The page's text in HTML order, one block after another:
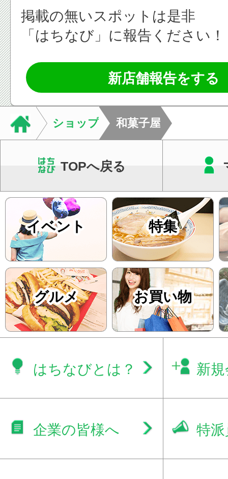
掲載の無いスポットは是非
「はちなび」に報告ください！
新店舗報告をする
ショップ 和菓子屋
TOPへ戻る
イベント 特集
グルメ お買い物
はちなびとは？ 新
企業の皆様へ 特